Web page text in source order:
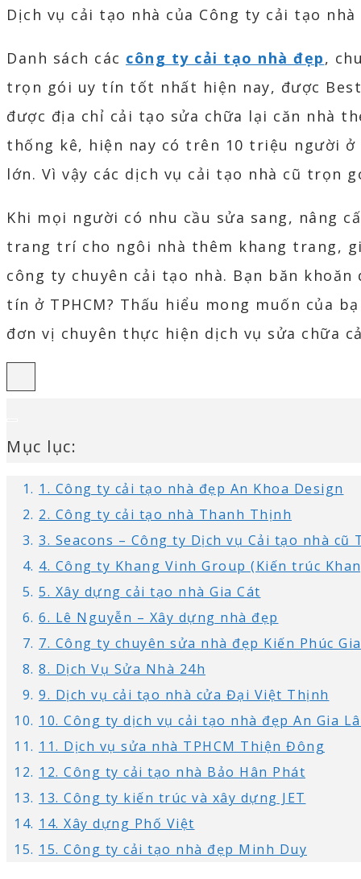
Dịch vụ cải tạo nhà của Công ty cải tạo nhà
Danh sách các công ty cải tạo nhà đẹp,
trọn gói uy tín tốt nhất hiện nay, được
được địa chỉ cải tạo sửa chữa lại căn nhà
thống kê, hiện nay có trên 10 triệu người
lớn. Vì vậy các dịch vụ cải tạo nhà cũ trọn
Khi mọi người có nhu cầu sửa sang, nâng
trang trí cho ngôi nhà thêm khang trang,
công ty chuyên cải tạo nhà. Bạn băn
tín ở TPHCM? Thấu hiểu mong muốn của
đơn vị chuyên thực hiện dịch vụ sửa chữa
Mục lục:
1. Công ty cải tạo nhà đẹp An Khoa Design
2. Công ty cải tạo nhà Thanh Thịnh
3. Seacons – Công ty Dịch vụ Cải tạo nhà cũ
4. Công ty Khang Vinh Group (Kiến trúc
5. Xây dựng cải tạo nhà Gia Cát
6. Lê Nguyễn – Xây dựng nhà đẹp
7. Công ty chuyên sửa nhà đẹp Kiến Phúc Gia
8. Dịch Vụ Sửa Nhà 24h
9. Dịch vụ cải tạo nhà cửa Đại Việt Thịnh
10. Công ty dịch vụ cải tạo nhà đẹp An Gia
11. Dịch vụ sửa nhà TPHCM Thiện Đông
12. Công ty cải tạo nhà Bảo Hân Phát
13. Công ty kiến trúc và xây dựng JET
14. Xây dựng Phố Việt
15. Công ty cải tạo nhà đẹp Minh Duy